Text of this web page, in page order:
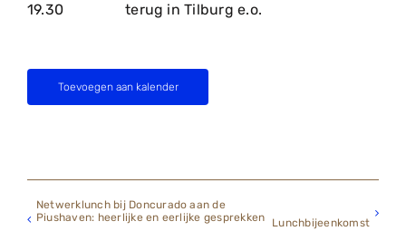
19.30 terug in Tilburg e.o.
Toevoegen aan kalender
Netwerklunch bij Doncurado aan de
Piushaven: heerlijke en eerlijke gesprekken
Lunchbijeenkomst